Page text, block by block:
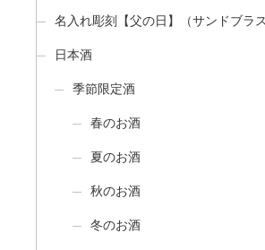
名入れ彫刻【父の日】（サンドブラス
日本酒
季節限定酒
春のお酒
夏のお酒
秋のお酒
冬のお酒